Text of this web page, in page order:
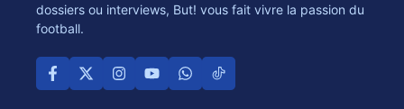
dossiers ou interviews, But! vous fait vivre la passion du
football.